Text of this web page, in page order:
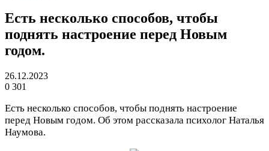
Есть несколько способов, чтобы
поднять настроение перед Новым
годом.
26.12.2023
0 301
Есть несколько способов, чтобы поднять настроение
перед Новым годом. Об этом рассказала психолог Наталья
Наумова.